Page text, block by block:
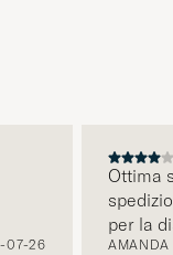
PRECEDENTE
07-26
Ottima
per la
AMANDA